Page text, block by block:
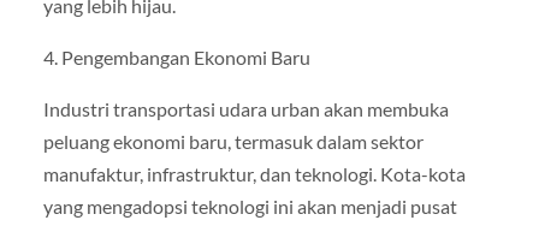
yang lebih hijau.
4. Pengembangan Ekonomi Baru
Industri transportasi udara urban akan membuka
peluang ekonomi baru, termasuk dalam sektor
manufaktur, infrastruktur, dan teknologi. Kota-kota
yang mengadopsi teknologi ini akan menjadi pusat